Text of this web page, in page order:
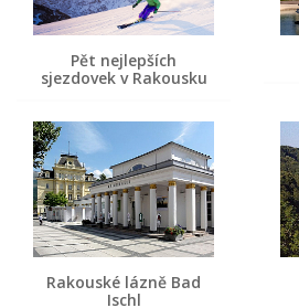
Pět nejlepších
sjezdovek v Rakousku
Rakouské lázně Bad
Ischl